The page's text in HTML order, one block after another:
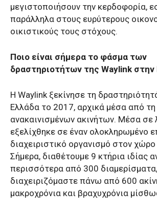
μεγιστοποιήσουν την κερδοφορία,
παράλληλα στους ευρύτερους
οικιστικούς τους στόχους.
Ποιο είναι σήμερα το φάσμα των
δραστηριοτήτων της Waylink στην
Η Waylink ξεκίνησε τη
Ελλάδα το 2017, αρχικά μέσα από
ανακαινισμένων ακινήτων. Μέσα σε
εξελίχθηκε σε έναν ολοκληρωμένο
διαχειριστικό οργανισμό στον
Σήμερα, διαθέτουμε 9 κτήρια ιδίας
περισσότερα από 300
διαχειριζόμαστε πάνω από 600
μακροχρόνια και βραχυχρόνια